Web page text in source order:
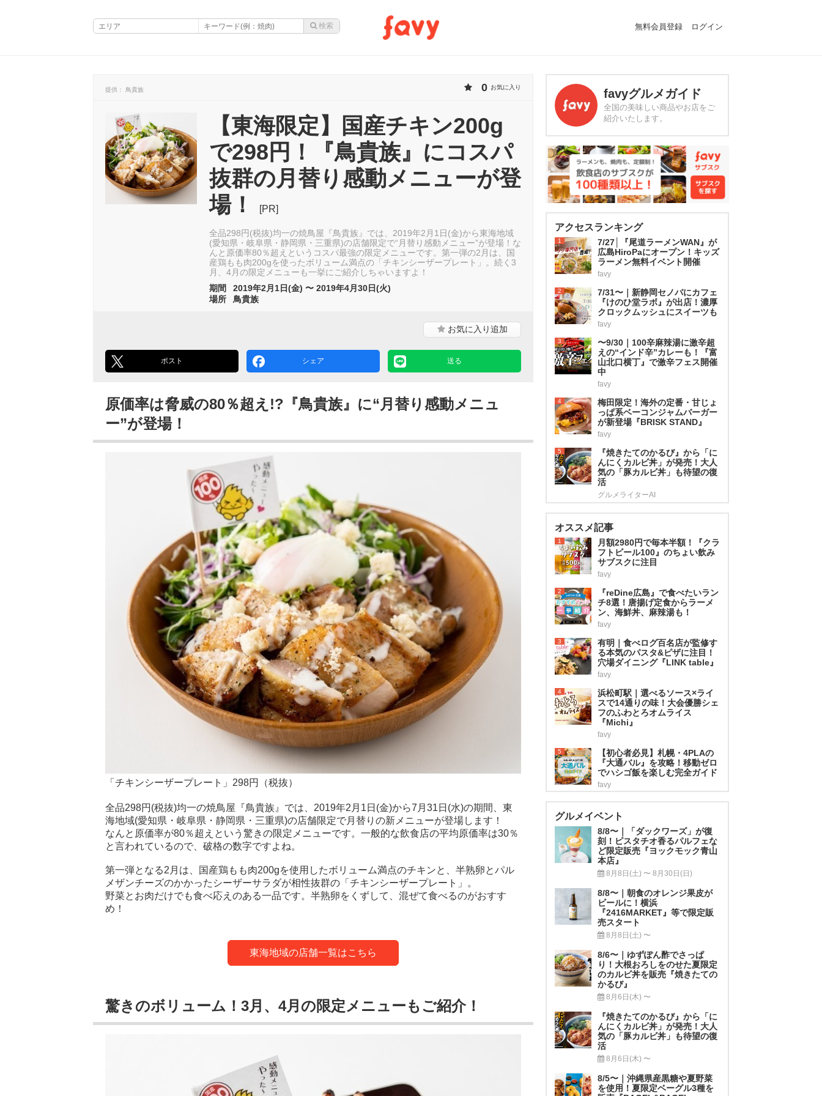
無料会員登録 ログイン
提供： 鳥貴族 0 お気に入り
【東海限定】国産チキン200g
で298円！『鳥貴族』にコスパ
抜群の月替り感動メニューが登
場！
[PR]
全品298円(税抜)均一の焼鳥屋『鳥貴族』では、2019年2月1日(金)から東海地域
(愛知県・岐阜県・静岡県・三重県)の店舗限定で“月替り感動メニュー”が登場！な
んと原価率80％超えというコスパ最強の限定メニューです。第一弾の2月は、国
産鶏もも肉200gを使ったボリューム満点の「チキンシーザープレート」。続く3
月、4月の限定メニューも一挙にご紹介しちゃいますよ！
期間
2019年2月1日(金) 〜 2019年4月30日(火)
場所
鳥貴族
お気に入り追加
ポスト シェア 送る
原価率は脅威の80％超え!?『鳥貴族』に“月替り感動メニュ
ー”が登場！
「チキンシーザープレート」298円（税抜）
全品298円(税抜)均一の焼鳥屋『鳥貴族』では、2019年2月1日(金)から7月31日(水)の期間、東
海地域(愛知県・岐阜県・静岡県・三重県)の店舗限定で月替りの新メニューが登場します！
なんと原価率が80％超えという驚きの限定メニューです。一般的な飲食店の平均原価率は30％
と言われているので、破格の数字ですよね。
第一弾となる2月は、国産鶏もも肉200gを使用したボリューム満点のチキンと、半熟卵とパル
メザンチーズのかかったシーザーサラダが相性抜群の「チキンシーザープレート」。
野菜とお肉だけでも食べ応えのある一品です。半熟卵をくずして、混ぜて食べるのがおすす
め！
東海地域の店舗一覧はこちら
驚きのボリューム！3月、4月の限定メニューもご紹介！
favyグルメガイド
全国の美味しい商品やお店をご
紹介いたします。
アクセスランキング
1
7/27│『尾道ラーメンWAN』が
広島HiroPaにオープン！キッズ
ラーメン無料イベント開催
favy
2
7/31〜｜新静岡セノバにカフェ
『けのひ堂ラボ』が出店！濃厚
クロックムッシュにスイーツも
favy
3
〜9/30｜100辛麻辣湯に激辛超
えの“インド辛”カレーも！『富
山北口横丁』で激辛フェス開催
中
favy
4
梅田限定！海外の定番・甘じょ
っぱ系ベーコンジャムバーガー
が新登場『BRISK STAND』
favy
5
『焼きたてのかるび』から「に
んにくカルビ丼」が発売！大人
気の「豚カルビ丼」も待望の復
活
グルメライターAI
オススメ記事
1
月額2980円で毎本半額！『クラ
フトビール100』のちょい飲み
サブスクに注目
favy
2
『reDine広島』で食べたいラン
チ8選！唐揚げ定食からラーメ
ン、海鮮丼、麻辣湯も！
favy
3
有明｜食べログ百名店が監修す
る本気のパスタ&ピザに注目！
穴場ダイニング『LINK table』
favy
4
浜松町駅｜選べるソース×ライ
スで14通りの味！大会優勝シェ
フのふわとろオムライス
『Michi』
favy
5
【初心者必見】札幌・4PLAの
『大通バル』を攻略！移動ゼロ
でハシゴ飯を楽しむ完全ガイド
favy
グルメイベント
8/8〜｜「ダックワーズ」が復
刻！ピスタチオ香るパルフェな
ど限定販売『ヨックモック青山
本店』
8月8日(土) 〜 8月30日(日)
8/8〜｜朝食のオレンジ果皮が
ビールに！横浜
『2416MARKET』等で限定販
売スタート
8月8日(土) 〜
8/6〜｜ゆずぽん酢でさっぱ
り！大根おろしをのせた夏限定
のカルビ丼を販売『焼きたての
かるび』
8月6日(木) 〜
『焼きたてのかるび』から「に
んにくカルビ丼」が発売！大人
気の「豚カルビ丼」も待望の復
活
8月6日(木) 〜
8/5〜｜沖縄県産黒糖や夏野菜
を使用！夏限定ベーグル3種を